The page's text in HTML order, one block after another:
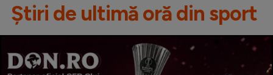
Știri de ultimă oră din sport